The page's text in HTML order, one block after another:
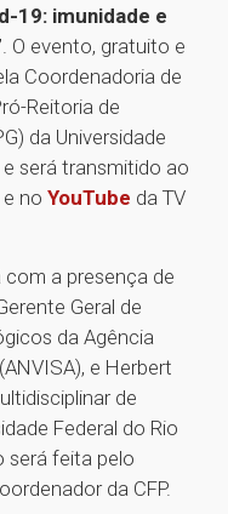
19: imunidade e
. O evento, gratuito e
Coordenadoria de
Reitoria de
da Universidade
será transmitido ao
e no YouTube da TV
a presença de
Geral de
da Agência
e Herbert
de
Federal do Rio
será feita pelo
da CFP.